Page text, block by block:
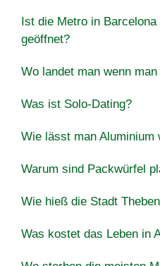
Ist die Metro in
geöffnet?
Wo landet man wenn
Was ist Solo-Dating?
Wie lässt man Aluminium
Warum sind Packwürfel
Wie hieß die Stadt
Was kostet das Leben in